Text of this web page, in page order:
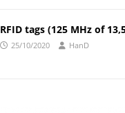
RFID tags (125 MHz of
25/10/2020 HanD